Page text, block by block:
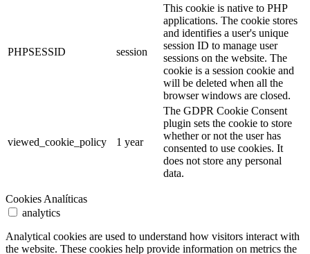
PHPSESSID session
This cookie is native to PHP
applications. The cookie stores
and identifies a user's unique
session ID to manage user
sessions on the website. The
cookie is a session cookie and
will be deleted when all the
browser windows are closed.
viewed_cookie_policy 1 year
The GDPR Cookie Consent
plugin sets the cookie to store
whether or not the user has
consented to use cookies. It
does not store any personal
data.
Cookies Analíticas
analytics
Analytical cookies are used to understand how visitors interact with
the website. These cookies help provide information on metrics the